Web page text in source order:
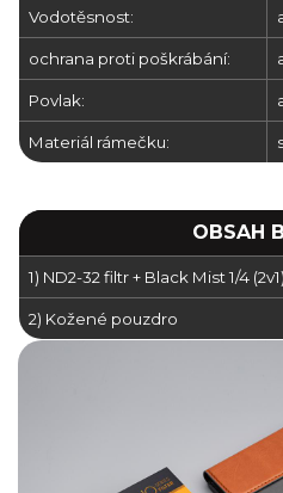
Vodotěsnost:
ochrana proti poškrábání:
Povlak:
Materiál rámečku:
OBSAH
1) ND2-32 filtr + Black Mist 1/4
2) Kožené pouzdro